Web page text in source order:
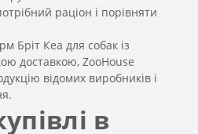
раціон і порівняти
Бріт Кеа для собак із
доставкою, ZooHouse
відомих виробників і
в